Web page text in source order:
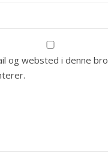
og websted i denne